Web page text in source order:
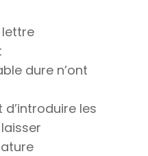
lettre
dure n’ont
les